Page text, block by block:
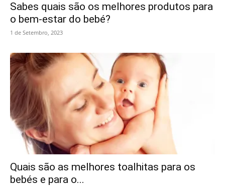
Sabes quais são os melhores produtos para
o bem-estar do bebé?
1 de Setembro, 2023
Quais são as melhores toalhitas para os
bebés e para o...